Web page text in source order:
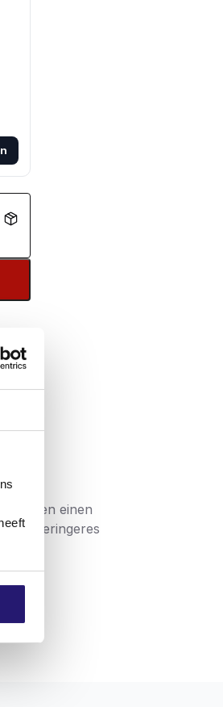
haben einen
ein geringeres
Die